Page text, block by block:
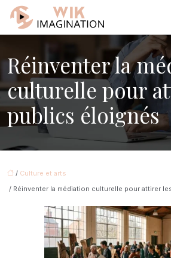
Réinventer la
culturelle pour
publics éloignés
/ Culture et arts
/ Réinventer la médiation culturelle pour attirer